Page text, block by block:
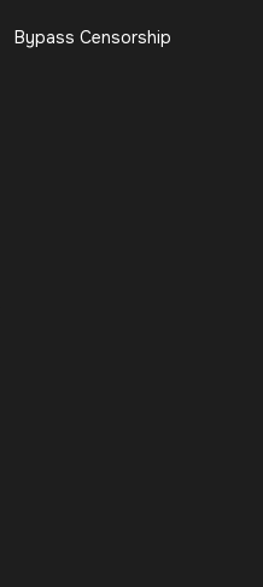
Bypass Censorship